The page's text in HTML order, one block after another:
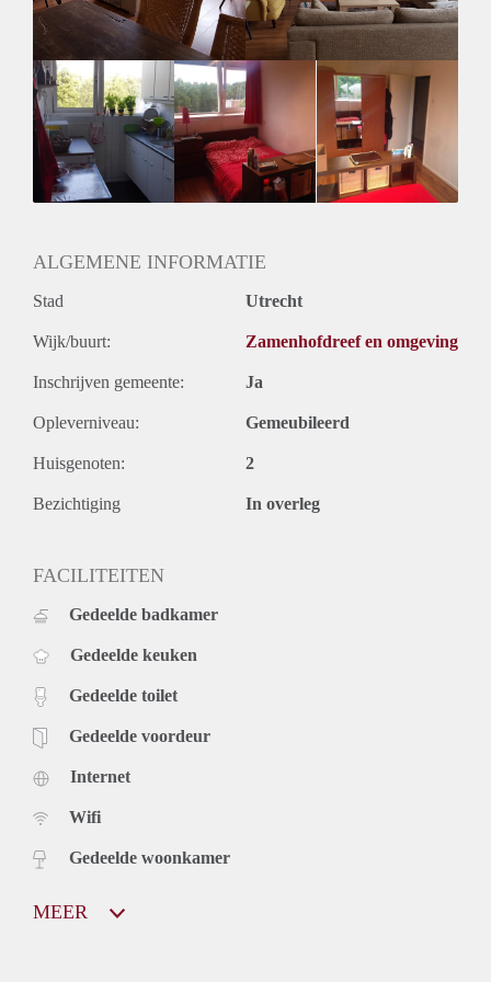
berichtje met wat leuke weetjes over jezelf en wie weet zien
we elkaar
ALGEMENE INFORMATIE
Stad Utrecht
Wijk/buurt: Zamenhofdreef en omgeving
Inschrijven gemeente: Ja
Opleverniveau: Gemeubileerd
Huisgenoten: 2
Bezichtiging In overleg
FACILITEITEN
Gedeelde badkamer
Gedeelde keuken
Gedeelde toilet
Gedeelde voordeur
Internet
Wifi
Gedeelde woonkamer
MEER